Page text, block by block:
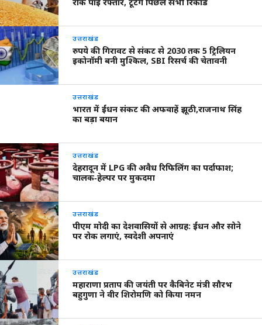
उत्तराखंड
रुपये की गिरावट से संकट से 2030 तक 5 ट्रिलियन
इकोनॉमी बनी मुश्किल, SBI रिसर्च की चेतावनी
उत्तराखंड
भारत में ईंधन संकट की अफवाहें झूठी,राजनाथ सिंह
का बड़ा बयान
उत्तराखंड
देहरादून में LPG की अवैध रिफिलिंग का पर्दाफाश;
चालक‑हेल्पर पर मुकदमा
उत्तराखंड
पीएम मोदी का देशवासियों से आग्रह: ईंधन और सोने
पर रोक लगाएं, स्वदेशी अपनाएं
उत्तराखंड
महाराणा प्रताप की जयंती पर कैबिनेट मंत्री सौरभ
बहुगुणा ने वीर शिरोमणि को किया नमन